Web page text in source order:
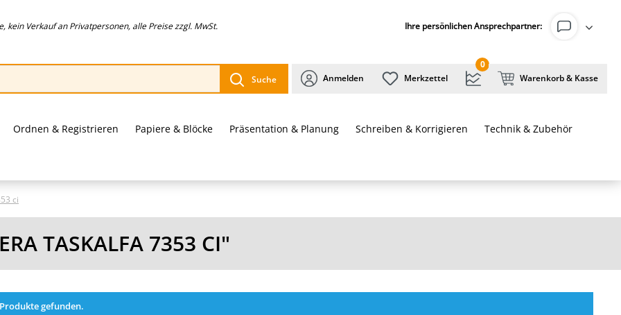
kein Verkauf an Privatpersonen, alle Preise zzgl. MwSt. Ihre persönlichen Ansprechpartner:
Suche Anmelden Merkzettel
0
Warenkorb & Kasse
Ordnen & Registrieren Papiere & Blöcke Präsentation & Planung Schreiben & Korrigieren Technik & Zubehör
ci
TASKALFA 7353 CI"
gefunden.